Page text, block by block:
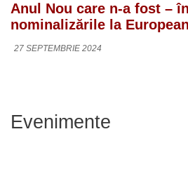
Anul Nou care n-a fost –
nominalizările la
27 SEPTEMBRIE 2024
Evenimente